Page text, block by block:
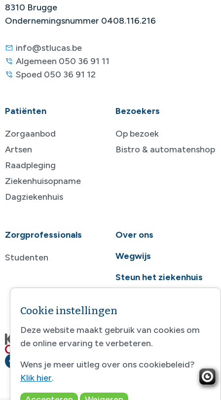
8310 Brugge
Ondernemingsnummer 0408.116.216
info@stlucas.be
Algemeen 050 36 91 11
Spoed 050 36 91 12
Patiënten
Zorgaanbod
Artsen
Raadpleging
Ziekenhuisopname
Dagziekenhuis
Bezoekers
Op bezoek
Bistro & automatenshop
Zorgprofessionals
Studenten
Over ons
Wegwijs
Steun het ziekenhuis
Cookie instellingen
Deze website maakt gebruik van cookies om
de online ervaring te verbeteren.
Wens je meer uitleg over ons cookiebeleid?
Klik hier.